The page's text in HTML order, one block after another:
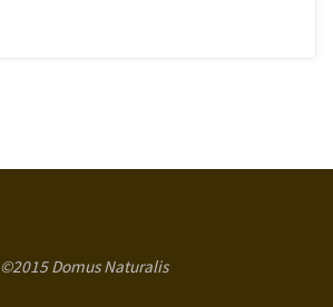
©2015 Domus Naturalis